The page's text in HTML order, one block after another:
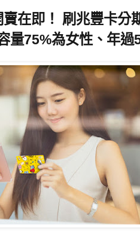
在即！ 刷兆豐卡分
量75%為女性、年過